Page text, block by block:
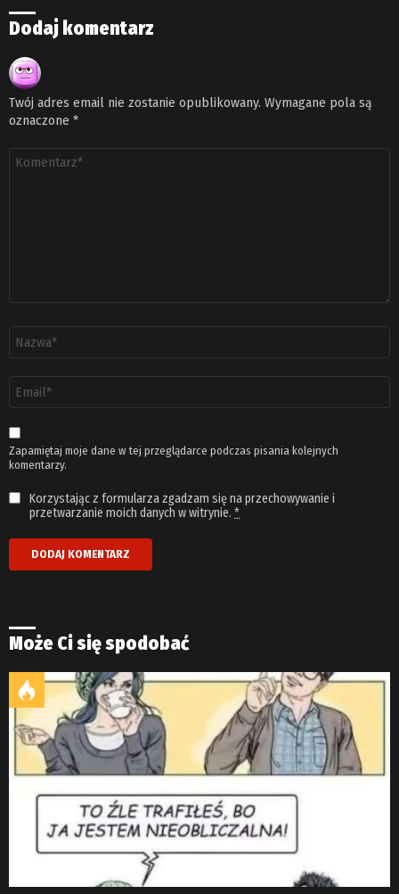
Dodaj komentarz
Twój adres email nie zostanie opublikowany. Wymagane pola są
oznaczone *
Komentarz
email
*
Zapamiętaj moje dane w tej przeglądarce podczas pisania kolejnych
komentarzy.
Korzystając z formularza zgadzam się na przechowywanie i
przetwarzanie moich danych w witrynie. *
Może Ci się spodobać